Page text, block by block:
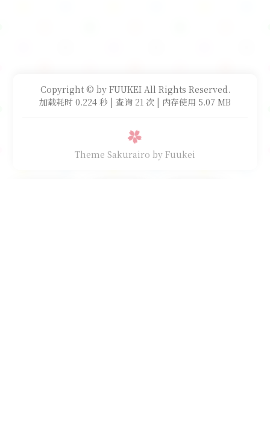
Copyright © by FUUKEI All Rights Reserved.
加载耗时 0.224 秒 | 查询 21 次 | 内存使用 5.07 MB
Theme Sakurairo by Fuukei